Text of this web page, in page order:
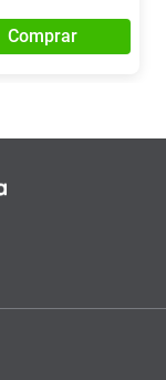
Comprar